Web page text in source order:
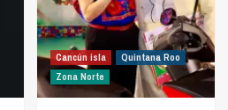
Cancún isla
Quintana Roo
Zona Norte